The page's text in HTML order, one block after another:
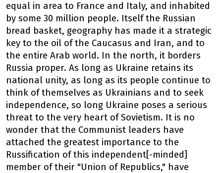
equal in area to France and Italy, and inhabited
by some 30 million people. Itself the Russian
bread basket, geography has made it a strategic
key to the oil of the Caucasus and Iran, and to
the entire Arab world. In the north, it borders
Russia proper. As long as Ukraine retains its
national unity, as long as its people continue to
think of themselves as Ukrainians and to seek
independence, so long Ukraine poses a serious
threat to the very heart of Sovietism. It is no
wonder that the Communist leaders have
attached the greatest importance to the
Russification of this independent[-minded]
member of their "Union of Republics," have